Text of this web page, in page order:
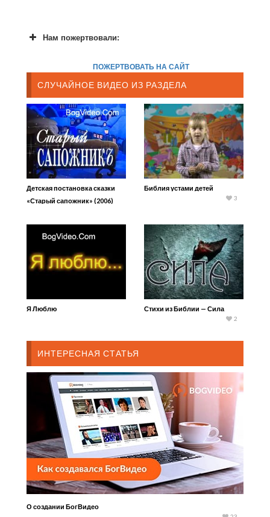
Нам пожертвовали:
ПОЖЕРТВОВАТЬ НА САЙТ
СЛУЧАЙНОЕ ВИДЕО ИЗ РАЗДЕЛА
Детская постановка сказки
«Старый сапожник» (2006)
Библия устами детей
3
Я Люблю Стихи из Библии — Сила
2
ИНТЕРЕСНАЯ СТАТЬЯ
О создании БогВидео